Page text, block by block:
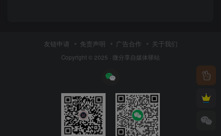
友链申请 免责声明 广告合作 关于我们
Copyright © 2025 · 微分享自媒体驿站